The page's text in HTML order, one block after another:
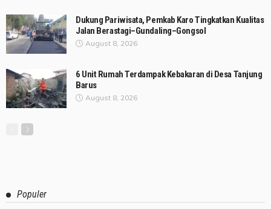
Dukung Pariwisata, Pemkab Karo Tingkatkan Kualitas
Jalan Berastagi–Gundaling–Gongsol
August 8, 2026
6 Unit Rumah Terdampak Kebakaran di Desa Tanjung
Barus
August 8, 2026
Populer